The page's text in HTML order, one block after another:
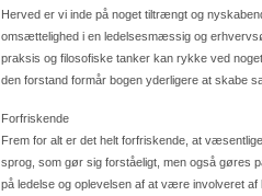
Herved er vi inde på noget tiltrængt og
omsættelighed i en ledelsesmæssig og
praksis og filosofiske tanker kan rykke ved
den forstand formår bogen yderligere at skabe
Forfriskende
Frem for alt er det helt forfriskende, at
sprog, som gør sig forståeligt, men også gøres
på ledelse og oplevelsen af at være involveret